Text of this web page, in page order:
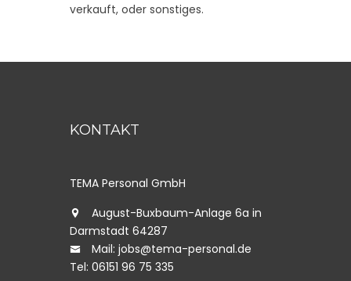
verkauft, oder sonstiges.
KONTAKT
TEMA Personal GmbH
August-Buxbaum-Anlage 6a in
Darmstadt 64287
Mail: jobs@tema-personal.de
Tel: 06151 96 75 335